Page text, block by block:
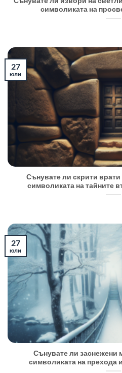
символиката на
Сънувате ли скрити врати
символиката на тайните
27
юли
Сънувате ли заснежени
символиката на прехода
27
юли